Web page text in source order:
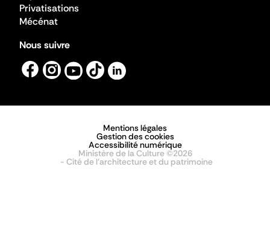
Privatisations
Mécénat
Nous suivre
Mentions légales
Gestion des cookies
Accessibilité numérique
Ministère de la Culture ©2026
- Cité de l'architecture et du patrimoine